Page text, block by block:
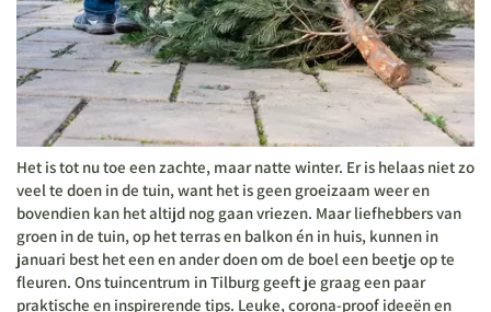
Het is tot nu toe een zachte, maar natte winter. Er is helaas niet zo
veel te doen in de tuin, want het is geen groeizaam weer en
bovendien kan het altijd nog gaan vriezen. Maar liefhebbers van
groen in de tuin, op het terras en balkon én in huis, kunnen in
januari best het een en ander doen om de boel een beetje op te
fleuren. Ons tuincentrum in Tilburg geeft je graag een paar
praktische en inspirerende tips. Leuke, corona-proof ideeën en